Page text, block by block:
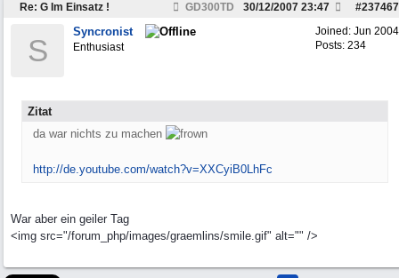
Re: G Im Einsatz ! GD300TD #237467
30/12/2007 23:47
Joined: Jun 2004
Posts: 234
S
Syncronist
Enthusiast
Zitat
da war nichts zu machen
http://de.youtube.com/watch?v=XXCyiB0LhFc
War aber ein geiler Tag
<img src="/forum_php/images/graemlins/smile.gif" alt="" />